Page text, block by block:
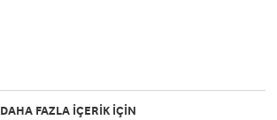
DAHA FAZLA IÇERIK IÇIN